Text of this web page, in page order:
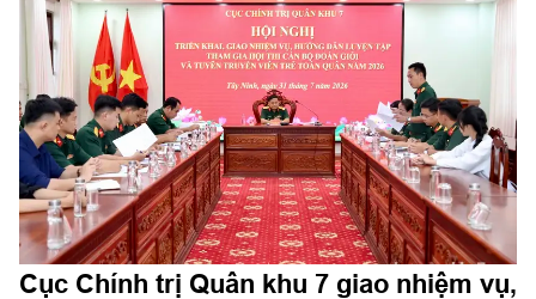
các lực lượng thực hiện nhiệm vụ tìm kiếm, quy tập và xác
định danh tính hài cốt liệt sĩ. Báo Quân khu đăng toàn văn Thư
khen của đồng chí Chính ủy Quân khu 7.
Cục Chính trị Quân khu 7 giao nhiệm vụ,